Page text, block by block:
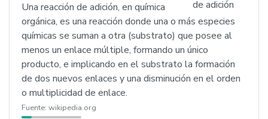
Una reacción de adición, en química
orgánica, es una reacción donde una o más especies
químicas se suman a otra (substrato) que posee al
menos un enlace múltiple, formando un único
producto, e implicando en el substrato la formación
de dos nuevos enlaces y una disminución en el orden
o multiplicidad de enlace.
Fuente: wikipedia.org